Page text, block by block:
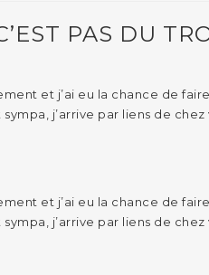
PAS DU
et j’ai eu la chance de
j’arrive par liens de
et j’ai eu la chance de
j’arrive par liens de